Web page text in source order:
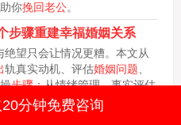
你挽回老公。
步骤重建幸福婚姻关系
望只会让情况更糟。本文从
轨真实动机、评估婚姻问题
步骤：从情绪管理、事实评估
对危机，...
分钟免费咨询